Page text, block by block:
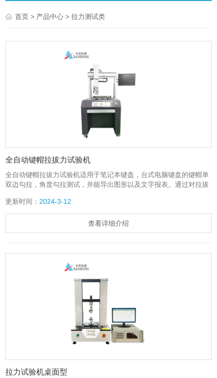
首页 > 产品中心 > 拉力测试类
全自动键帽拉拔力试验机
全自动键帽拉拔力试验机适用于笔记本键盘，台式电脑键盘的键帽单
双边勾拉，角度勾拉测试，并能导出图形以及文字报表。通过对拉拔
更新时间： 2024-3-12
查看详细介绍
拉力试验机桌面型